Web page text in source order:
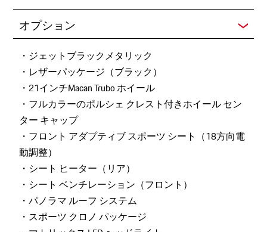
オプション
・ジェットブラックメタリック
・レザーパッケージ（ブラック）
・21インチMacan Trubo ホイール
・フルカラーのポルシェ クレスト付きホイール セン
ター キャップ
・フロント アダプティブ スポーツ シート（18方向電
動調整）
・シート ヒーター（リア）
・シート ベンチレーション（フロント）
・パノラマ ルーフ システム
・スポーツ クロノ パッケージ